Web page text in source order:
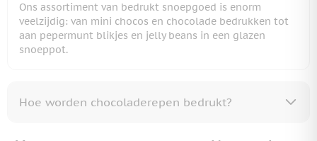
Ons assortiment van bedrukt snoepgoed is enorm
veelzijdig: van mini chocos en chocolade bedrukken tot
aan pepermunt blikjes en jelly beans in een glazen
snoeppot.
Hoe worden chocoladerepen bedrukt?